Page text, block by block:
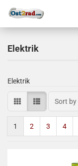
Elektrik
Elektrik
Sort by
1 2 3 4